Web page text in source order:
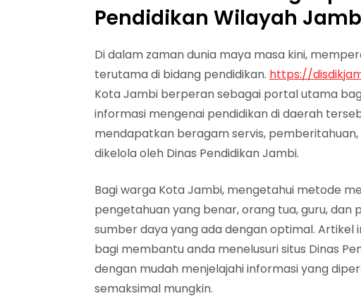
Pendidikan Wilayah
Di dalam zaman dunia maya masa kini,
terutama di bidang pendidikan. https://
Kota Jambi berperan sebagai portal utama
informasi mengenai pendidikan di daerah
mendapatkan beragam servis,
dikelola oleh Dinas Pendidikan Jambi.
Bagi warga Kota Jambi, mengetahui metode
pengetahuan yang benar, orang tua, guru,
sumber daya yang ada dengan optimal.
bagi membantu anda menelusuri situs Dinas
dengan mudah menjelajahi informasi yang
semaksimal mungkin.